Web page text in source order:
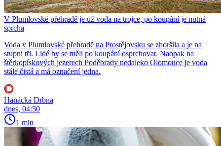
V Plumlovské přehradě je už voda na trojce, po koupání je nutná
sprcha
Voda v Plumlovské přehradě na Prostějovsku se zhoršila a je na
stupni tři. Lidé by se měli po koupání osprchovat. Naopak na
štěrkopískových jezerech Poděbrady nedaleko Olomouce je voda
stále čistá a má označení jedna.
Hanácká Drbna
dnes, 04:50
1 min